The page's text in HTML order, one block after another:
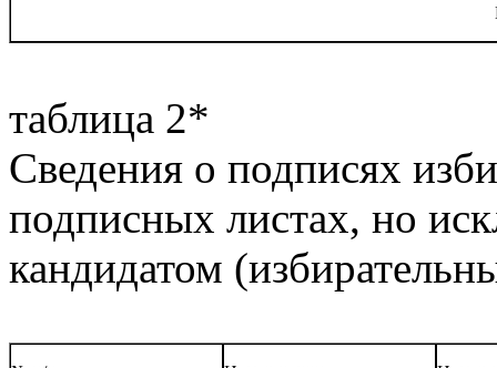
таблица 2*
Сведения о подписях
подписных листах, но
кандидатом